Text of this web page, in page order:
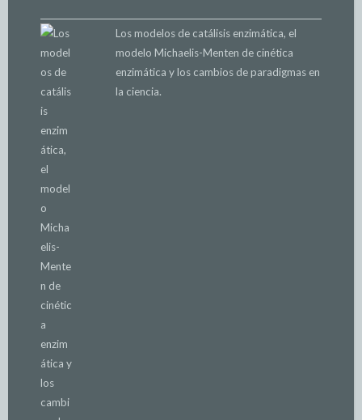
Los modelos de catálisis enzimática, el
modelo Michaelis-Menten de cinética
enzimática y los cambios de paradigmas en
la ciencia.